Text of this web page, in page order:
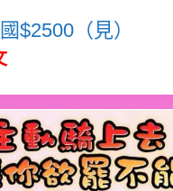
$2500（見）